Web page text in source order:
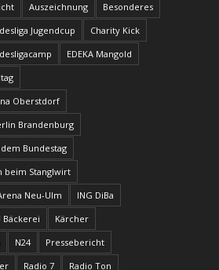
Auszeichnung
Besonderes
Jugendcup
Charity Kick
EDEKA Mangold
Oberstdorf
Brandenburg
Bundestag
beim Stanglwirt
Neu-Ulm
ING DiBa
Bäckerei
Kärcher
N24
Pressebericht
Radio 7
Radio Ton